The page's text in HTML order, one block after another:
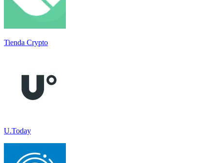
Tienda Crypto
U.Today